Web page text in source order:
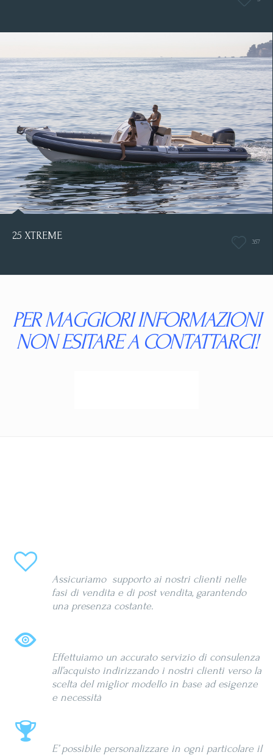
25 XTREME
357
PER MAGGIORI INFORMAZIONI
NON ESITARE A CONTATTARCI!
Assicuriamo supporto ai nostri clienti nelle
fasi di vendita e di post vendita, garantendo
una presenza costante.
Effettuiamo un accurato servizio di consulenza
all’acquisto indirizzando i nostri clienti verso la
scelta del miglior modello in base ad esigenze
e necessità
E’ possibile personalizzare in ogni particolare il